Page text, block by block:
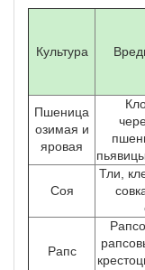
Культура
Пшеница
озимая и
яровая
Соя
Тли,
Рапс